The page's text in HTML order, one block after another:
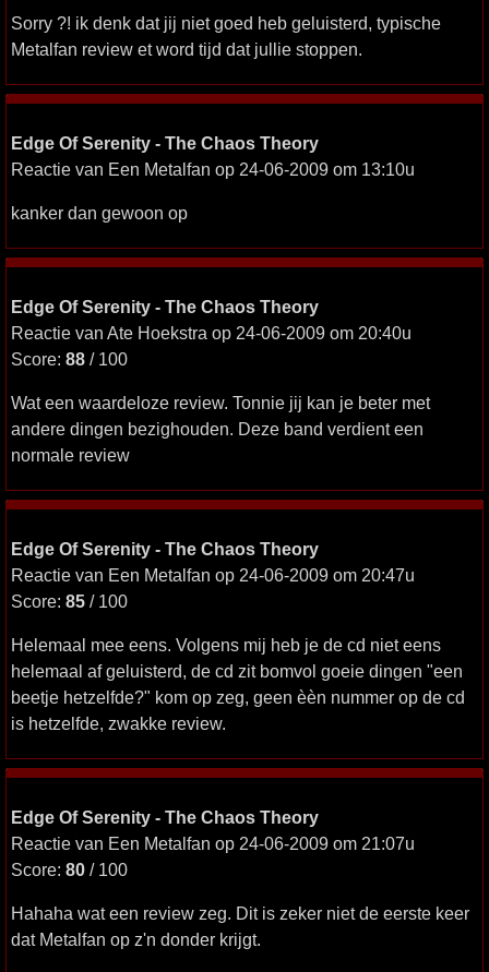
Sorry ?! ik denk dat jij niet goed heb geluisterd, typische
Metalfan review et word tijd dat jullie stoppen.
Edge Of Serenity - The Chaos Theory
Reactie van Een Metalfan op 24-06-2009 om 13:10u
kanker dan gewoon op
Edge Of Serenity - The Chaos Theory
Reactie van Ate Hoekstra op 24-06-2009 om 20:40u
Score: 88 / 100
Wat een waardeloze review. Tonnie jij kan je beter met
andere dingen bezighouden. Deze band verdient een
normale review
Edge Of Serenity - The Chaos Theory
Reactie van Een Metalfan op 24-06-2009 om 20:47u
Score: 85 / 100
Helemaal mee eens. Volgens mij heb je de cd niet eens
helemaal af geluisterd, de cd zit bomvol goeie dingen "een
beetje hetzelfde?" kom op zeg, geen èèn nummer op de cd
is hetzelfde, zwakke review.
Edge Of Serenity - The Chaos Theory
Reactie van Een Metalfan op 24-06-2009 om 21:07u
Score: 80 / 100
Hahaha wat een review zeg. Dit is zeker niet de eerste keer
dat Metalfan op z'n donder krijgt.